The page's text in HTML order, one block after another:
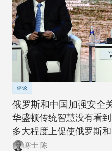
评论
俄罗斯和中国加强安全
华盛顿传统智慧没有看
多大程度上促使俄罗斯
此次此刻，正是美国政
寒士 陈